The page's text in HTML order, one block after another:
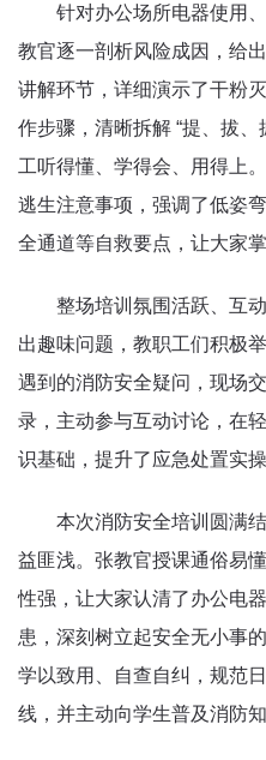
针对办公场所电器使用
教官逐一剖析风险成因，给
讲解环节，详细演示了干粉
作步骤，清晰拆解 “提、拔
工听得懂、学得会、用得上
逃生注意事项，强调了低姿
全通道等自救要点，让大家
整场培训氛围活跃、互
出趣味问题，教职工们积极
遇到的消防安全疑问，现场
录，主动参与互动讨论，在
识基础，提升了应急处置实操
本次消防安全培训圆满
益匪浅。张教官授课通俗易
性强，让大家认清了办公电
患，深刻树立起安全无小事
学以致用、自查自纠，规范
线，并主动向学生普及消防